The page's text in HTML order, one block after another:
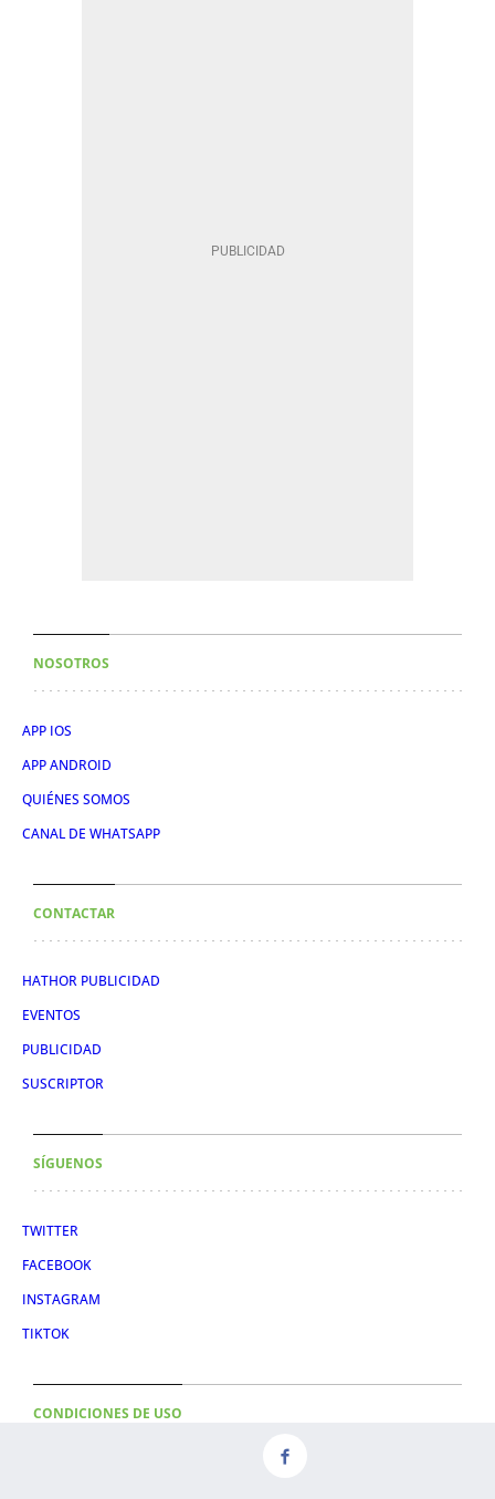
NOSOTROS
APP IOS
APP ANDROID
QUIÉNES SOMOS
CANAL DE WHATSAPP
CONTACTAR
HATHOR PUBLICIDAD
EVENTOS
PUBLICIDAD
SUSCRIPTOR
SÍGUENOS
TWITTER
FACEBOOK
INSTAGRAM
TIKTOK
CONDICIONES DE USO